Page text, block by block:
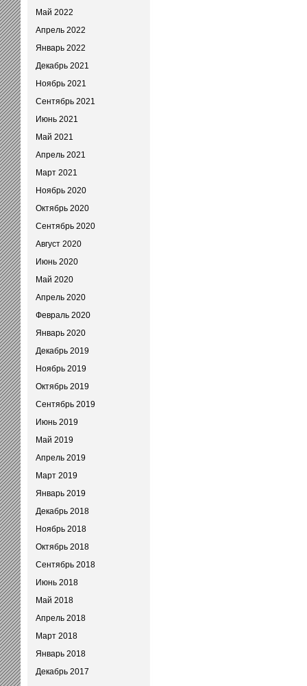
Май 2022
Апрель 2022
Январь 2022
Декабрь 2021
Ноябрь 2021
Сентябрь 2021
Июнь 2021
Май 2021
Апрель 2021
Март 2021
Ноябрь 2020
Октябрь 2020
Сентябрь 2020
Август 2020
Июнь 2020
Май 2020
Апрель 2020
Февраль 2020
Январь 2020
Декабрь 2019
Ноябрь 2019
Октябрь 2019
Сентябрь 2019
Июнь 2019
Май 2019
Апрель 2019
Март 2019
Январь 2019
Декабрь 2018
Ноябрь 2018
Октябрь 2018
Сентябрь 2018
Июнь 2018
Май 2018
Апрель 2018
Март 2018
Январь 2018
Декабрь 2017